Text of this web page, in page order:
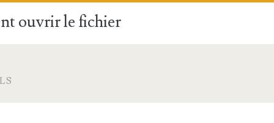
ouvrir le fichier